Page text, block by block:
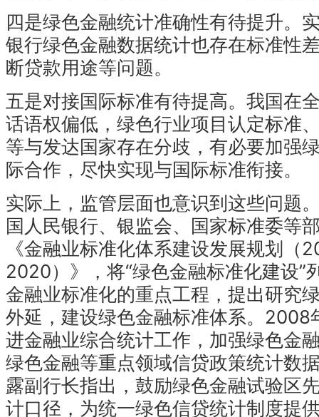
四是绿色金融统计准确性有待提升。
银行绿色金融数据统计也存在标准性
断贷款用途等问题。
五是对接国际标准有待提高。我国在
话语权偏低，绿色行业项目认定标准
等与发达国家存在分歧，有必要加强
际合作，尽快实现与国际标准衔接。
实际上，监管层面也意识到这些问题
国人民银行、银监会、国家标准委等
《金融业标准化体系建设发展规划（
2020）》，将“绿色金融标准化建设”
金融业标准化的重点工程，提出研究
外延，建设绿色金融标准体系。2008
进金融业综合统计工作，加强绿色金
绿色金融等重点领域信贷政策统计数
露副行长指出，鼓励绿色金融试验区
计口径，为统一绿色信贷统计制度提